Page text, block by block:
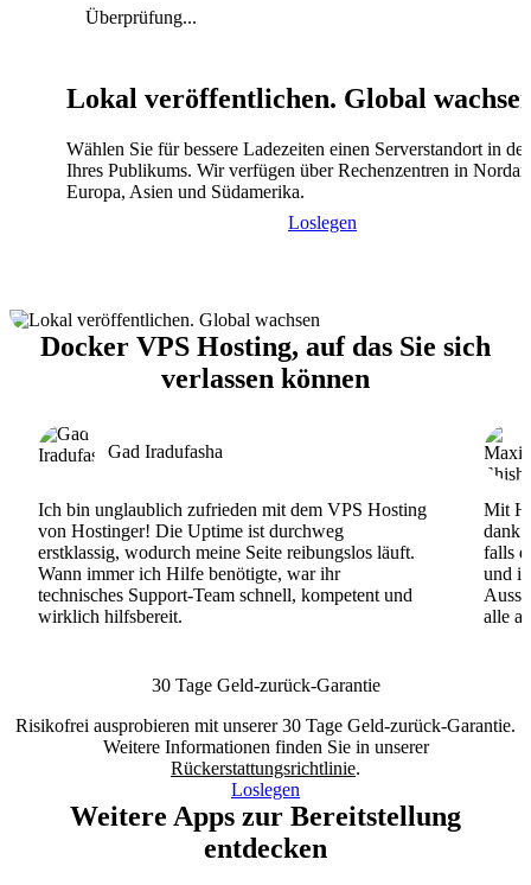
Überprüfung...
Lokal veröffentlichen. Global
Wählen Sie für bessere Ladezeiten einen Serverstandort in
Ihres Publikums. Wir verfügen über Rechenzentren in
Europa, Asien und Südamerika.
Loslegen
Docker VPS Hosting, auf das Sie sich
verlassen können
Gad Iradufasha
Ich bin unglaublich zufrieden mit dem VPS Hosting
von Hostinger! Die Uptime ist durchweg
erstklassig, wodurch meine Seite reibungslos läuft.
Wann immer ich Hilfe benötigte, war ihr
technisches Support-Team schnell, kompetent und
wirklich hilfsbereit.
Mit
dank
falls
und
alle
30 Tage Geld-zurück-Garantie
Risikofrei ausprobieren mit unserer 30 Tage Geld-zurück-Garantie.
Weitere Informationen finden Sie in unserer
Rückerstattungsrichtlinie.
Loslegen
Weitere Apps zur Bereitstellung
entdecken